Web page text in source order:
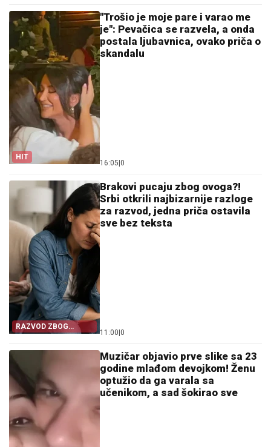
HIT
"Trošio je moje pare i varao me
je": Pevačica se razvela, a onda
postala ljubavnica, ovako priča o
skandalu
16:05 0
RAZVOD ZBOG
SITNICE
Brakovi pucaju zbog ovoga?!
Srbi otkrili najbizarnije razloge
za razvod, jedna priča ostavila
sve bez teksta
11:00 0
Muzičar objavio prve slike sa 23
godine mlađom devojkom! Ženu
optužio da ga varala sa
učenikom, a sad šokirao sve